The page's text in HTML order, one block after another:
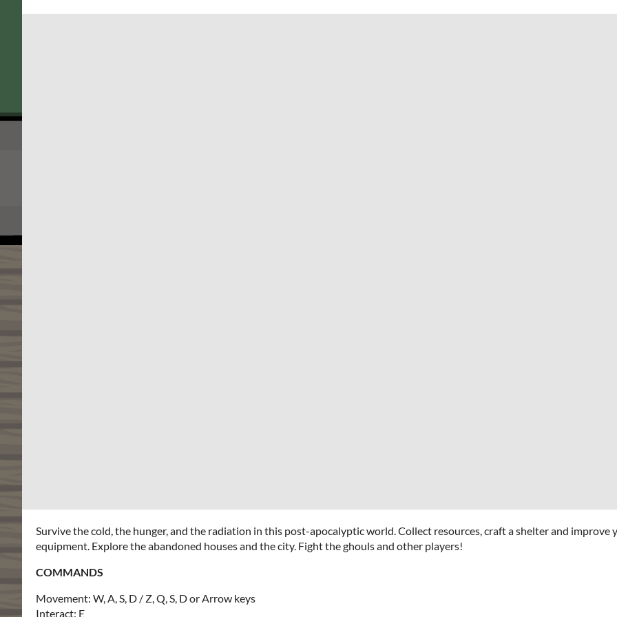
Survive the cold, the hunger, and the radiation in this post-apocalyptic world. Collect resources, craft a shelter and improve
equipment. Explore the abandoned houses and the city. Fight the ghouls and other players!
COMMANDS
Movement: W, A, S, D / Z, Q, S, D or Arrow keys
Interact: E